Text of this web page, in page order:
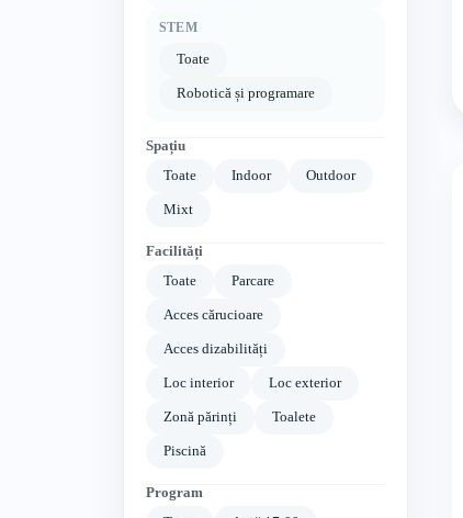
STEM
Toate
Robotică și programare
Spațiu
Toate
Indoor Outdoor
Mixt
Facilități
Toate
Parcare
Acces cărucioare
Acces dizabilități
Loc interior Loc exterior
Zonă părinți Toalete
Piscină
Program